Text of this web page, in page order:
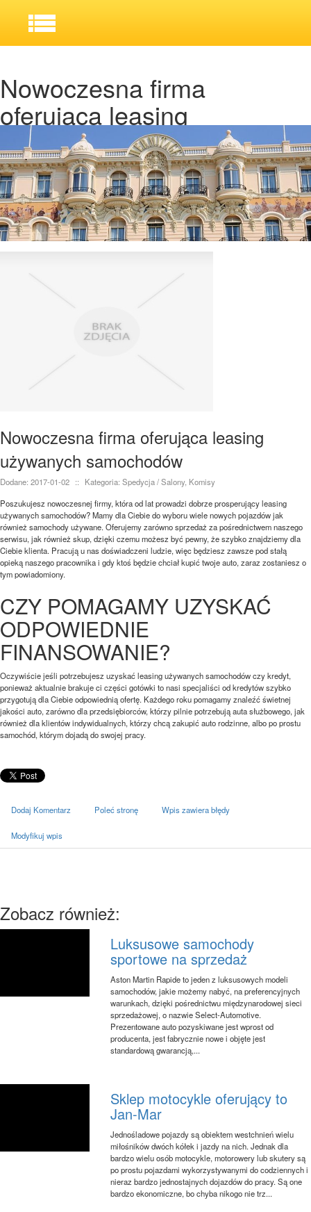
Nowoczesna firma
oferująca leasing
używanych samochodów
Nowoczesna firma oferująca leasing
używanych samochodów
Dodane: 2017-01-02 ::
Kategoria: Spedycja / Salony, Komisy
Poszukujesz nowoczesnej firmy, która od lat prowadzi dobrze prosperujący leasing
używanych samochodów? Mamy dla Ciebie do wyboru wiele nowych pojazdów jak
również samochody używane. Oferujemy zarówno sprzedaż za pośrednictwem naszego
serwisu, jak również skup, dzięki czemu możesz być pewny, że szybko znajdziemy dla
Ciebie klienta. Pracują u nas doświadczeni ludzie, więc będziesz zawsze pod stałą
opieką naszego pracownika i gdy ktoś będzie chciał kupić twoje auto, zaraz zostaniesz o
tym powiadomiony.
CZY POMAGAMY UZYSKAĆ
ODPOWIEDNIE
FINANSOWANIE?
Oczywiście jeśli potrzebujesz uzyskać leasing używanych samochodów czy kredyt,
ponieważ aktualnie brakuje ci części gotówki to nasi specjaliści od kredytów szybko
przygotują dla Ciebie odpowiednią ofertę. Każdego roku pomagamy znaleźć świetnej
jakości auto, zarówno dla przedsiębiorców, którzy pilnie potrzebują auta służbowego, jak
również dla klientów indywidualnych, którzy chcą zakupić auto rodzinne, albo po prostu
samochód, którym dojadą do swojej pracy.
Dodaj Komentarz Poleć stronę Wpis zawiera błędy
Modyfikuj wpis
Zobacz również:
Luksusowe samochody
sportowe na sprzedaż
Aston Martin Rapide to jeden z luksusowych modeli
samochodów, jakie możemy nabyć, na preferencyjnych
warunkach, dzięki pośrednictwu międzynarodowej sieci
sprzedażowej, o nazwie Select-Automotive.
Prezentowane auto pozyskiwane jest wprost od
producenta, jest fabrycznie nowe i objęte jest
standardową gwarancją,...
Sklep motocykle oferujący to
Jan-Mar
Jednośladowe pojazdy są obiektem westchnień wielu
miłośników dwóch kółek i jazdy na nich. Jednak dla
bardzo wielu osób motocykle, motorowery lub skutery są
po prostu pojazdami wykorzystywanymi do codziennych i
nieraz bardzo jednostajnych dojazdów do pracy. Są one
bardzo ekonomiczne, bo chyba nikogo nie trz...